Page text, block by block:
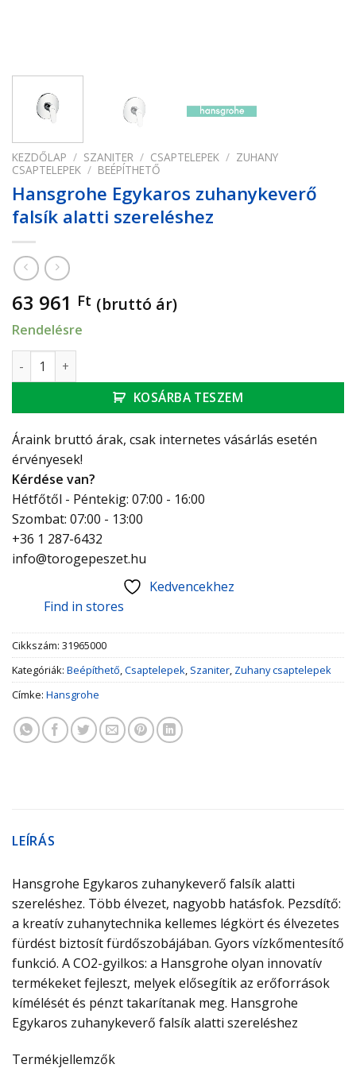
KEZDŐLAP / SZANITER / CSAPTELEPEK / ZUHANY
CSAPTELEPEK / BEÉPÍTHETŐ
Hansgrohe Egykaros zuhanykeverő
falsík alatti szereléshez
63 961 Ft (bruttó ár)
Rendelésre
Hansgrohe Egykaros zuhanykeverő falsík alatti szereléshez
KOSÁRBA TESZEM
Áraink bruttó árak, csak internetes vásárlás esetén
érvényesek!
Kérdése van?
Hétfőtől - Péntekig: 07:00 - 16:00
Szombat: 07:00 - 13:00
+36 1 287-6432
info@torogepeszet.hu
Kedvencekhez
Find in stores
Cikkszám: 31965000
Kategóriák: Beépíthető,Csaptelepek, Szaniter, Zuhany csaptelepek
Címke: Hansgrohe
LEÍRÁS
Hansgrohe Egykaros zuhanykeverő falsík alatti
szereléshez. Több élvezet, nagyobb hatásfok. Pezsdítő:
a kreatív zuhanytechnika kellemes légkört és élvezetes
fürdést biztosít fürdőszobájában. Gyors vízkőmentesítő
funkció. A CO2-gyilkos: a Hansgrohe olyan innovatív
termékeket fejleszt, melyek elősegítik az erőforrások
kímélését és pénzt takarítanak meg. Hansgrohe
Egykaros zuhanykeverő falsík alatti szereléshez
Termékjellemzők